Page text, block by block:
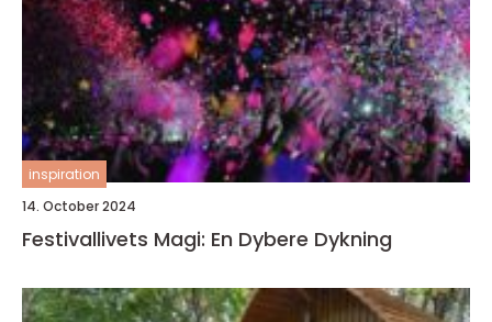
inspiration
14. October 2024
Festivallivets Magi: En Dybere Dykning